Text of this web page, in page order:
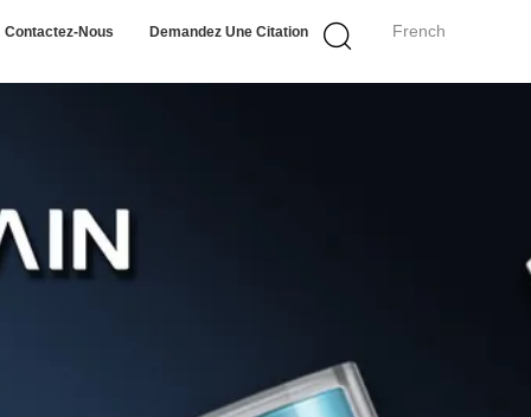
French
Contactez-Nous Demandez Une Citation